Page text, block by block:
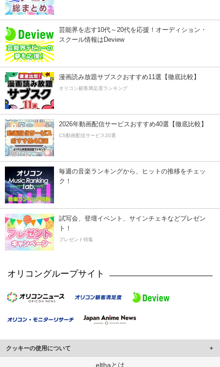
芸能界を志す10代～20代を応援！オーディション・
スクール情報はDeview
漫画読み放題サブスクおすすめ11選【徹底比較】
オリコン顧客満足度ランキング
2026年動画配信サービスおすすめ40選【徹底比較】
CS動画配信サービス20選
毎週の音楽ランキングから、ヒットの推移をチェッ
ク！
試写会、登壇イベント、サインチェキなどプレゼン
ト！
プレゼント特集
オリコングループサイト
クッキーの使用について
このサイトでは Cookie を使用して、ユーザーに合わせたコンテンツや広告の
elthaとは